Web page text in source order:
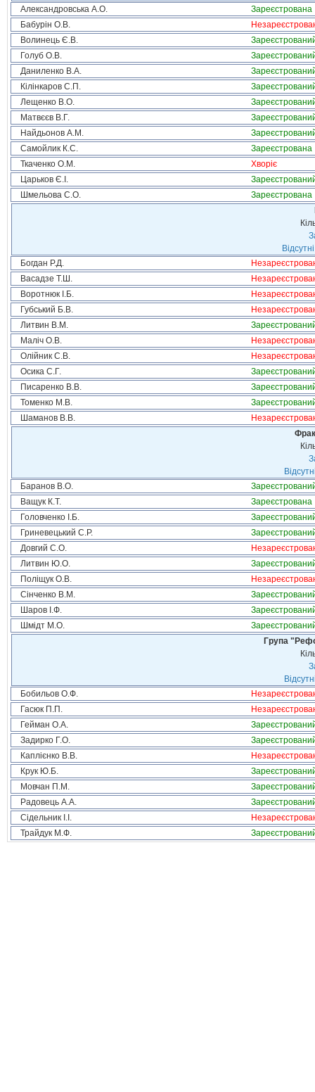
Александровська А.О.
Зареєстрована
Бабурін О.В.
Волинець Є.В.
Голуб О.В.
Даниленко В.А.
Кілінкаров С.П.
Лещенко В.О.
Матвєєв В.Г.
Найдьонов А.М.
Самойлик К.С.
Зареєстрована
Ткаченко О.М.
Хворіє
Царьков Є.І.
Шмельова С.О.
Зареєстрована
Богдан Р.Д.
Васадзе Т.Ш.
Воротнюк І.Б.
Губський Б.В.
Литвин В.М.
Маліч О.В.
Олійник С.В.
Осика С.Г.
Писаренко В.В.
Томенко М.В.
Шаманов В.В.
Баранов В.О.
Ващук К.Т.
Зареєстрована
Головченко І.Б.
Гриневецький С.Р.
Довгий С.О.
Литвин Ю.О.
Поліщук О.В.
Сінченко В.М.
Шаров І.Ф.
Шмідт М.О.
Група
Бобильов О.Ф.
Гасюк П.П.
Гейман О.А.
Задирко Г.О.
Каплієнко В.В.
Крук Ю.Б.
Мовчан П.М.
Радовець А.А.
Сідельник І.І.
Трайдук М.Ф.